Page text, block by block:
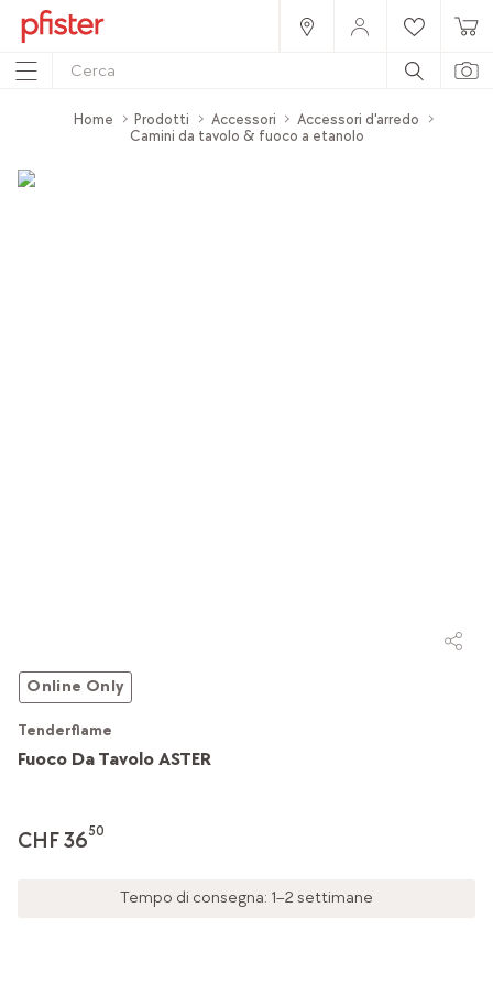
Home Prodotti Accessori
Accessori d'arredo
Camini da tavolo & fuoco a etanolo
Online Only
Fuoco Da Tavolo ASTER
Tenderflame
CHF 3650
Tempo di consegna: 1–2 settimane